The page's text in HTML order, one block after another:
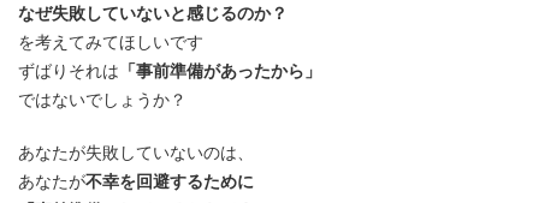
なぜ失敗していないと感じるのか？
を考えてみてほしいです
ずばりそれは 「事前準備があったから」
ではないでしょうか？
あなたが失敗していないのは、
あなたが不幸を回避するために